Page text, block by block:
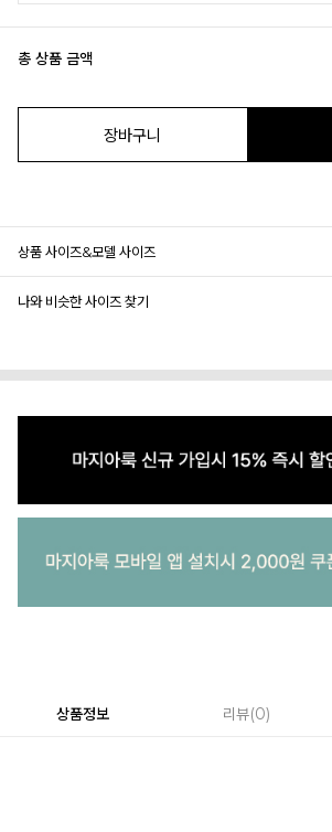
총 상품 금액
장바구니
상품 사이즈&모델 사이즈
나와 비슷한 사이즈 찾기
상품정보 리뷰 0